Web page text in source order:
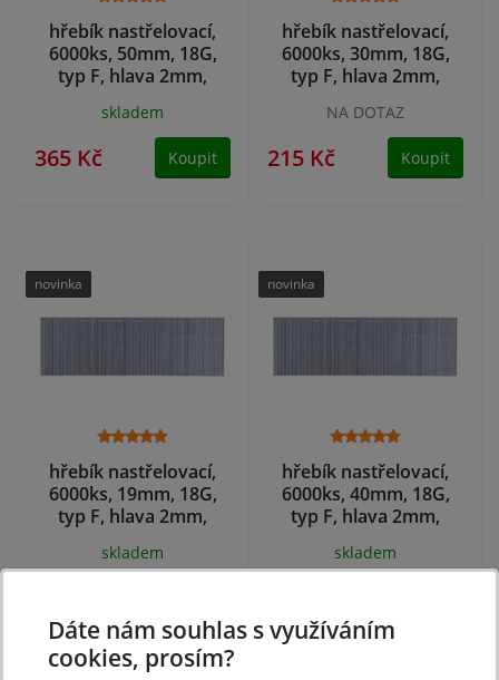
hřebík nastřelovací,
6000ks, 50mm, 18G,
typ F, hlava 2mm,
skladem
365 Kč Koupit
hřebík nastřelovací,
6000ks, 30mm, 18G,
typ F, hlava 2mm,
NA DOTAZ
215 Kč Koupit
hřebík nastřelovací,
6000ks, 19mm, 18G,
typ F, hlava 2mm,
novinka
skladem
hřebík nastřelovací,
6000ks, 40mm, 18G,
typ F, hlava 2mm,
novinka
skladem
Dáte nám souhlas s využíváním
cookies, prosím?